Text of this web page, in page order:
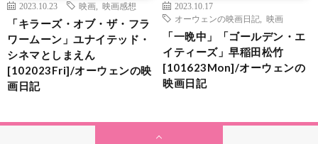
2023.10.23 映画 映画感想
「キラーズ・オブ・ザ・フラ
ワームーン」ユナイテッド・
シネマとしまえん
[102023Fri]/オーウェンの映
画日記
2023.10.17
オーウェンの映画日記
映画
「一晩中」「ゴールデン・エ
イティーズ」早稲田松竹
[101623Mon]/オーウェンの
映画日記